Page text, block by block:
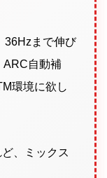
36Hzまで伸び
ARC自動補
環境に欲し
、ミックス